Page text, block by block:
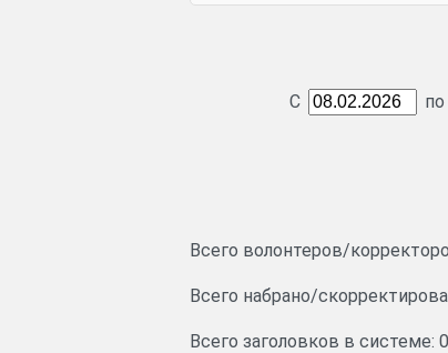
С по
Всего волонтеров/
Всего набрано/
Всего заголовков в системе: 0